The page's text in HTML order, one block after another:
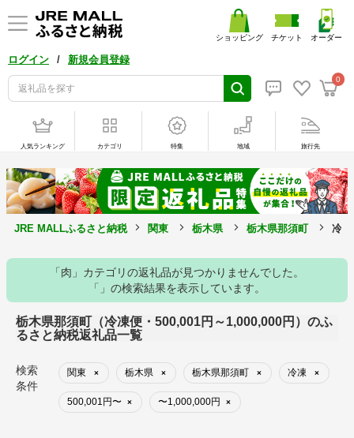
ログイン / 新規会員登録
0
ショッピング チケット オーダー
人気ランキング カテゴリ 特集 地域 旅行先
JRE MALLふるさと納税 関東 栃木県 栃木県那須町 冷
「肉」カテゴリの返礼品が見つかりませんでした。
「」の検索結果を表示しています。
栃木県那須町（冷凍便・500,001円～1,000,000円）のふ
るさと納税返礼品一覧
検索
条件
関東 × 栃木県 × 栃木県那須町 × 冷凍 ×
500,001円〜 × 〜1,000,000円 ×